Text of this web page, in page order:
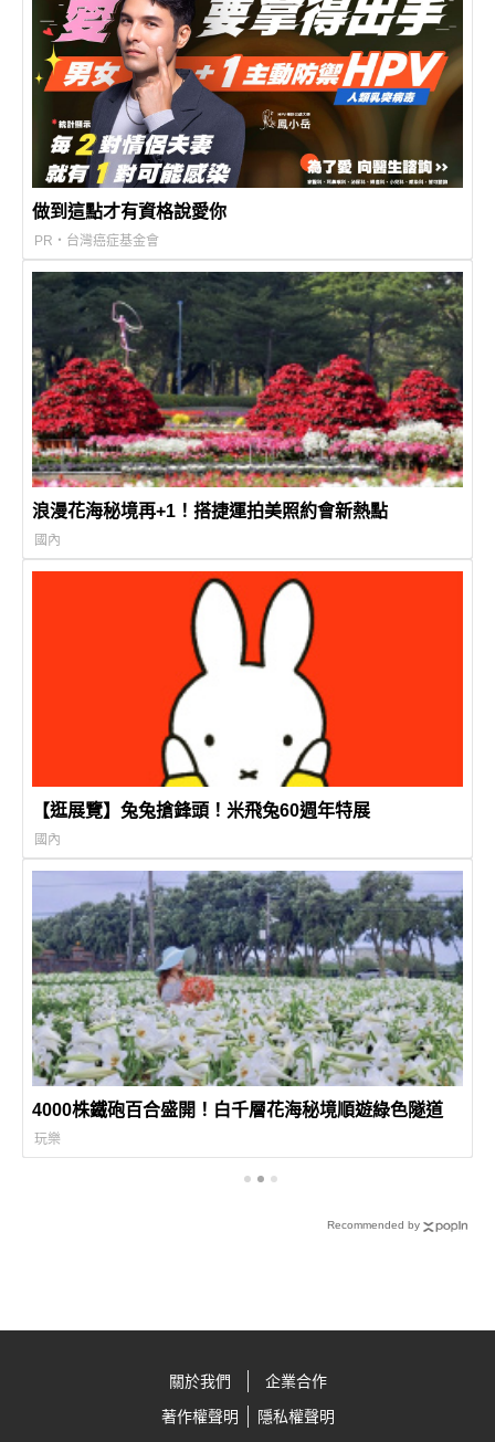
做到這點才有資格說愛你
PR・台灣癌症基金會
浪漫花海秘境再+1！搭捷運拍美照約會新熱點
國內
【逛展覽】兔兔搶鋒頭！米飛兔60週年特展
國內
4000株鐵砲百合盛開！白千層花海秘境順遊綠色隧道
玩樂
Recommended by
關於我們
企業合作
著作權聲明
隱私權聲明